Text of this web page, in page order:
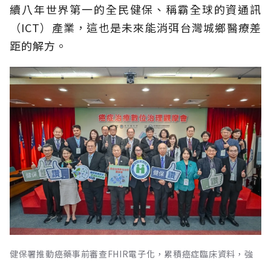
續八年世界第一的全民健保、稱霸全球的資通訊
（ICT）產業，這也是未來能消弭台灣城鄉醫療差
距的解方。
健保署推動癌藥事前審查FHIR電子化，累積癌症臨床資料，強